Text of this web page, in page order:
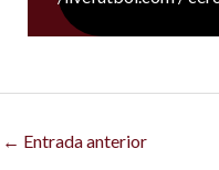
← Entrada anterior